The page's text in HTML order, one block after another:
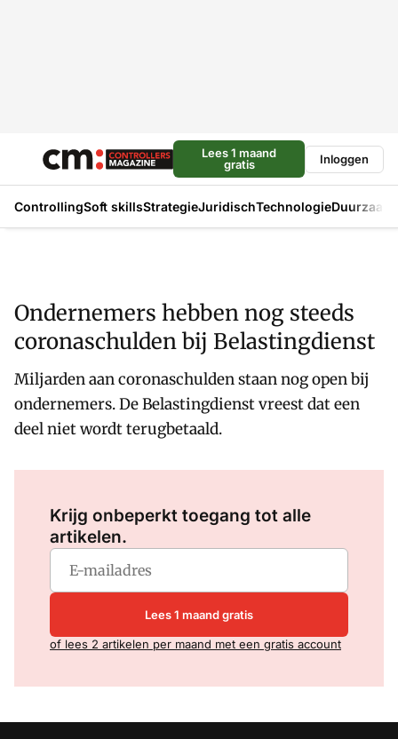
Lees 1 maand
gratis
Inloggen
ControllingSoft skillsStrategieJuridischTechnologie
Ondernemers hebben nog steeds
coronaschulden bij Belastingdienst
Miljarden aan coronaschulden staan nog open bij
ondernemers. De Belastingdienst vreest dat een
deel niet wordt terugbetaald.
Krijg onbeperkt toegang tot alle
artikelen.
Lees 1 maand gratis
of lees 2 artikelen per maand met een gratis account